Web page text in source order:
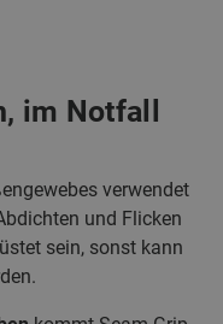
im Notfall
verwendet
und Flicken
sein, sonst kann